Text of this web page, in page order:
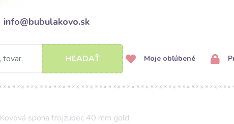
info@bubulakovo.sk
HĽADAŤ Moje obľúbené
Kovová spona trojzubec 40 mm gold